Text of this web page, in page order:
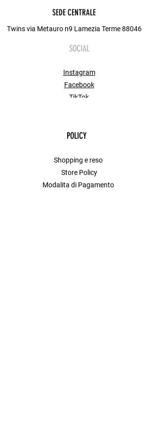
SEDE CENTRALE
Twins via Metauro n9 Lamezia Terme 88046
SOCIAL
Instagram
Facebook
TikTok
POLICY
Shopping e reso
Store Policy
Modalita di Pagamento